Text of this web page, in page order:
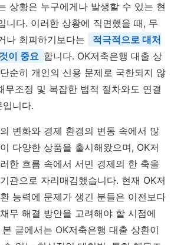
상황은 누구에게나 발생할 수 있는 현
니다. 이러한 상황에 직면했을 때, 무
나 회피하기보다는
적극적으로 대처
이 중요 합니다. OK저축은행 대출 상
순히 개인의 신용 문제로 국한되지 않
무조정 및 복잡한 법적 절차와도 연결
니다.
변화와 경제 환경의 변동 속에서 많
다양한 상품을 출시해왔으며, OK저
한 흐름 속에서 서민 경제의 한 축을
관으로 자리매김했습니다. 현재 OK저
능력에 문제가 생긴 분들은 이전보다
무 해결 방안을 고려해야 할 시점에
글에서는 OK저축은행 대출 상환이